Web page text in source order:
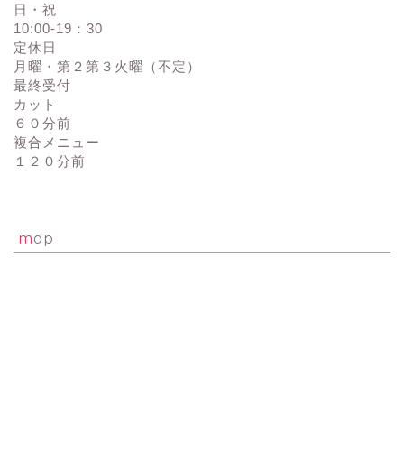
日・祝
10:00-19：30
定休日
月曜・第２第３火曜（不定）
最終受付
カット
６０分前
複合メニュー
１２０分前
map